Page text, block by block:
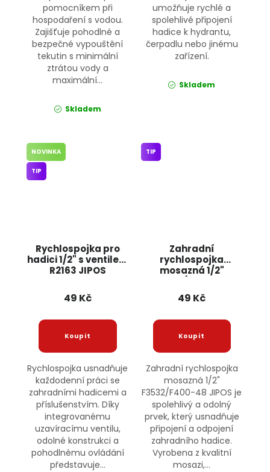
pomocníkem při
hospodaření s vodou.
Zajišťuje pohodlné a
bezpečné vypouštění
tekutin s minimální
ztrátou vody a
maximální...
Skladem
umožňuje rychlé a
spolehlivé připojení
hadice k hydrantu,
čerpadlu nebo jinému
zařízení.
Skladem
Rychlospojka pro
hadici 1/2" s ventilem
R2163 JIPOS
NOVINKA
TIP
49 Kč
Rychlospojka usnadňuje
každodenní práci se
zahradními hadicemi a
příslušenstvím. Díky
integrovanému
uzavíracímu ventilu,
odolné konstrukci a
pohodlnému ovládání
představuje...
Zahradní
rychlospojka
mosazná 1/2"
JIPOS
TIP
49 Kč
Zahradní rychlospojka
mosazná 1/2"
F3532/F400-48 JIPOS je
spolehlivý a odolný
prvek, který usnadňuje
připojení a odpojení
zahradního hadice.
Vyrobena z kvalitní
mosazi,...